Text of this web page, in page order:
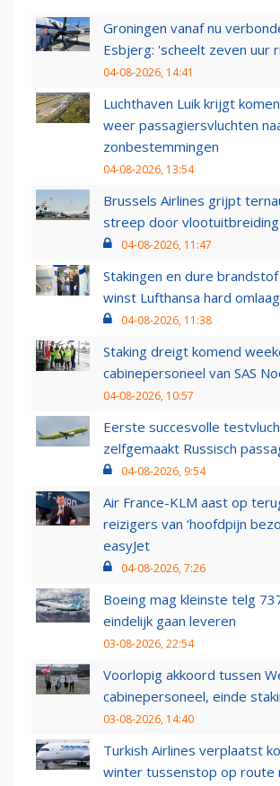
Groningen vanaf nu
Esbjerg: 'scheelt zeven uur
04-08-2026, 14:41
Luchthaven Luik krijgt
weer passagiersvluchten
zonbestemmingen
04-08-2026, 13:54
Brussels Airlines grijpt
streep door vlootuitbreiding
04-08-2026, 11:47
Stakingen en dure
winst Lufthansa hard omlaag
04-08-2026, 11:38
Staking dreigt komend
cabinepersoneel van SAS
04-08-2026, 10:57
Eerste succesvolle
zelfgemaakt Russisch
04-08-2026, 9:54
Air France-KLM aast op
reizigers van ‘hoofdpijn
easyJet
04-08-2026, 7:26
Boeing mag kleinste telg
eindelijk gaan leveren
03-08-2026, 22:54
Voorlopig akkoord tussen
cabinepersoneel, einde
03-08-2026, 14:40
Turkish Airlines verplaatst
winter tussenstop op route